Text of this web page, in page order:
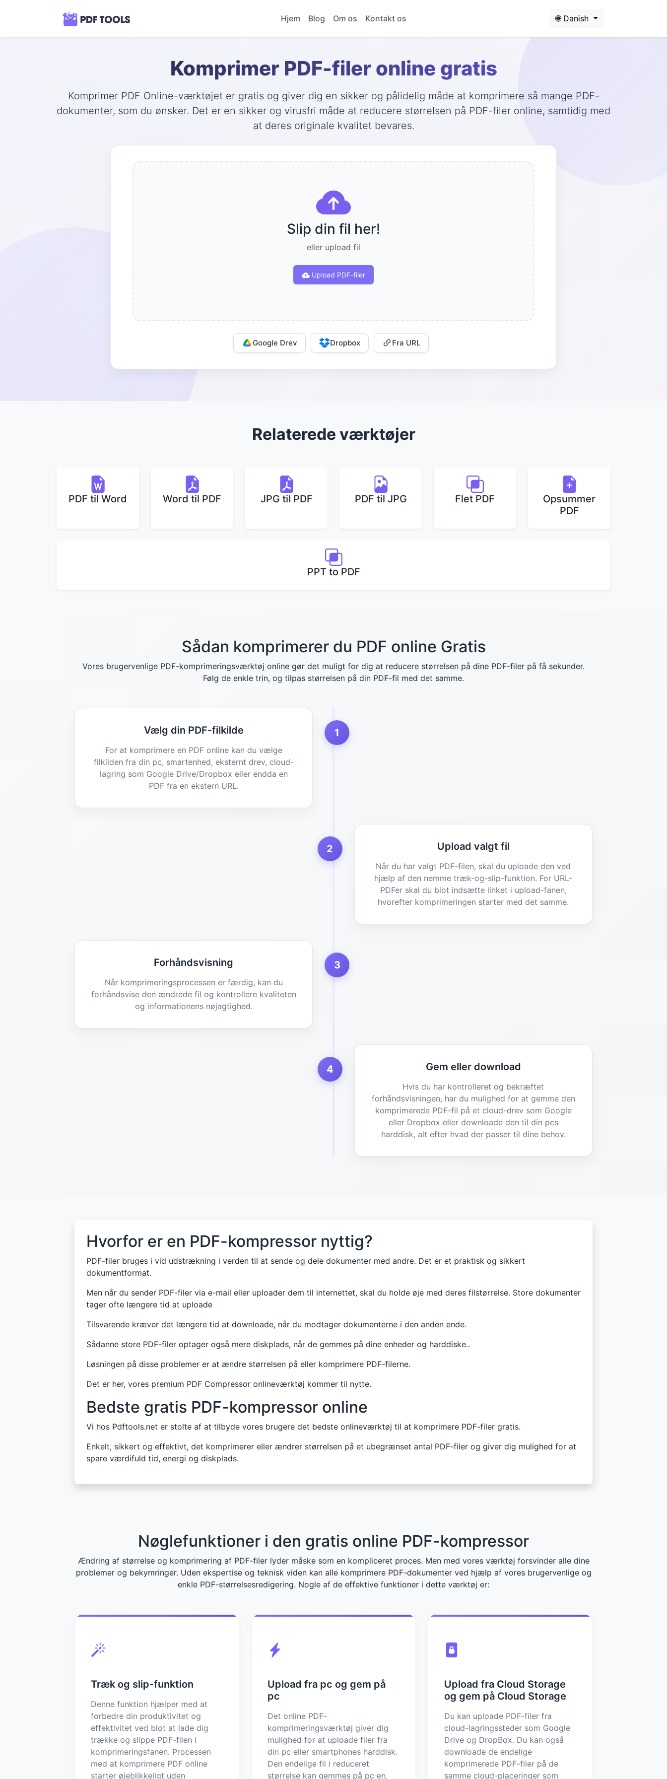
Hjem Blog Om os Kontakt os 🌐 Danish
Komprimer PDF-filer online gratis
Komprimer PDF Online-værktøjet er gratis og giver dig en sikker og pålidelig måde at komprimere så mange PDF-
dokumenter, som du ønsker. Det er en sikker og virusfri måde at reducere størrelsen på PDF-filer online, samtidig med
at deres originale kvalitet bevares.
Slip din fil her!
eller upload fil
Upload PDF-filer
Google Drev Dropbox Fra URL
Relaterede værktøjer
PDF til Word Word til PDF JPG til PDF PDF til JPG Flet PDF
Opsummer
PDF
PPT to PDF
Sådan komprimerer du PDF online Gratis
Vores brugervenlige PDF-komprimeringsværktøj online gør det muligt for dig at reducere størrelsen på dine PDF-filer på få sekunder.
Følg de enkle trin, og tilpas størrelsen på din PDF-fil med det samme.
1
Vælg din PDF-filkilde
For at komprimere en PDF online kan du vælge
filkilden fra din pc, smartenhed, eksternt drev, cloud-
lagring som Google Drive/Dropbox eller endda en
PDF fra en ekstern URL.
2 Upload valgt fil
Når du har valgt PDF-filen, skal du uploade den ved
hjælp af den nemme træk-og-slip-funktion. For URL-
PDFer skal du blot indsætte linket i upload-fanen,
hvorefter komprimeringen starter med det samme.
3
Forhåndsvisning
Når komprimeringsprocessen er færdig, kan du
forhåndsvise den ændrede fil og kontrollere kvaliteten
og informationens nøjagtighed.
4 Gem eller download
Hvis du har kontrolleret og bekræftet
forhåndsvisningen, har du mulighed for at gemme den
komprimerede PDF-fil på et cloud-drev som Google
eller Dropbox eller downloade den til din pcs
harddisk, alt efter hvad der passer til dine behov.
Hvorfor er en PDF-kompressor nyttig?
PDF-filer bruges i vid udstrækning i verden til at sende og dele dokumenter med andre. Det er et praktisk og sikkert
dokumentformat.
Men når du sender PDF-filer via e-mail eller uploader dem til internettet, skal du holde øje med deres filstørrelse. Store dokumenter
tager ofte længere tid at uploade
Tilsvarende kræver det længere tid at downloade, når du modtager dokumenterne i den anden ende.
Sådanne store PDF-filer optager også mere diskplads, når de gemmes på dine enheder og harddiske..
Løsningen på disse problemer er at ændre størrelsen på eller komprimere PDF-filerne.
Det er her, vores premium PDF Compressor onlineværktøj kommer til nytte.
Bedste gratis PDF-kompressor online
Vi hos Pdftools.net er stolte af at tilbyde vores brugere det bedste onlineværktøj til at komprimere PDF-filer gratis.
Enkelt, sikkert og effektivt, det komprimerer eller ændrer størrelsen på et ubegrænset antal PDF-filer og giver dig mulighed for at
spare værdifuld tid, energi og diskplads.
Nøglefunktioner i den gratis online PDF-kompressor
Ændring af størrelse og komprimering af PDF-filer lyder måske som en kompliceret proces. Men med vores værktøj forsvinder alle dine
problemer og bekymringer. Uden ekspertise og teknisk viden kan alle komprimere PDF-dokumenter ved hjælp af vores brugervenlige og
enkle PDF-størrelsesredigering. Nogle af de effektive funktioner i dette værktøj er:
Træk og slip-funktion
Denne funktion hjælper med at
forbedre din produktivitet og
effektivitet ved blot at lade dig
trække og slippe PDF-filen i
komprimeringsfanen. Processen
med at komprimere PDF online
starter øjeblikkeligt uden
Upload fra pc og gem på
pc
Det online PDF-
komprimeringsværktøj giver dig
mulighed for at uploade filer fra
din pc eller smartphones harddisk.
Den endelige fil i reduceret
størrelse kan gemmes på pc en,
Upload fra Cloud Storage
og gem på Cloud Storage
Du kan uploade PDF-filer fra
cloud-lagringssteder som Google
Drive og DropBox. Du kan også
downloade de endelige
komprimerede PDF-filer på de
samme cloud-placeringer som